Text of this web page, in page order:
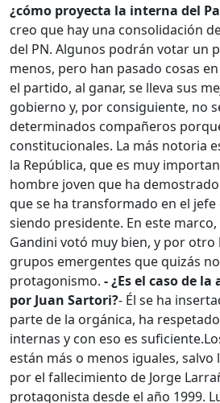
¿cómo proyecta la interna del
creo que hay una consolidación
del PN. Algunos podrán votar un
menos, pero han pasado cosas
el partido, al ganar, se lleva sus
gobierno y, por consiguiente, no
determinados compañeros
constitucionales. La más notoria
la República, que es muy
hombre joven que ha
que se ha transformado en el
siendo presidente. En este
Gandini votó muy bien, y por otro
grupos emergentes que quizás
protagonismo. - ¿Es el caso de
por Juan Sartori?- Él se ha
parte de la orgánica, ha
internas y con eso es suficiente.
están más o menos iguales,
por el fallecimiento de Jorge
protagonista desde el año 1999.